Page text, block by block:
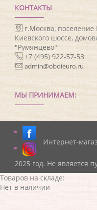
КОНТАКТЫ
г.Москва,
Киевского шоссе,
"Румянцево"
+7 (495) 922-57-53
admin@oboieuro.ru
МЫ ПРИНИМАЕМ:
Интернет-
2025 год. Не является
Товаров на складе:
Нет в наличии